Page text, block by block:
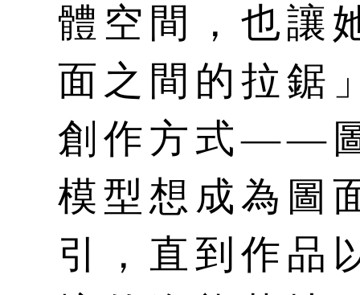
體空間，也讓
面之間的拉鋸
創作方式——
模型想成為圖
引，直到作品